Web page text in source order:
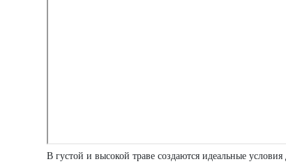
В густой и высокой траве создаются идеальные